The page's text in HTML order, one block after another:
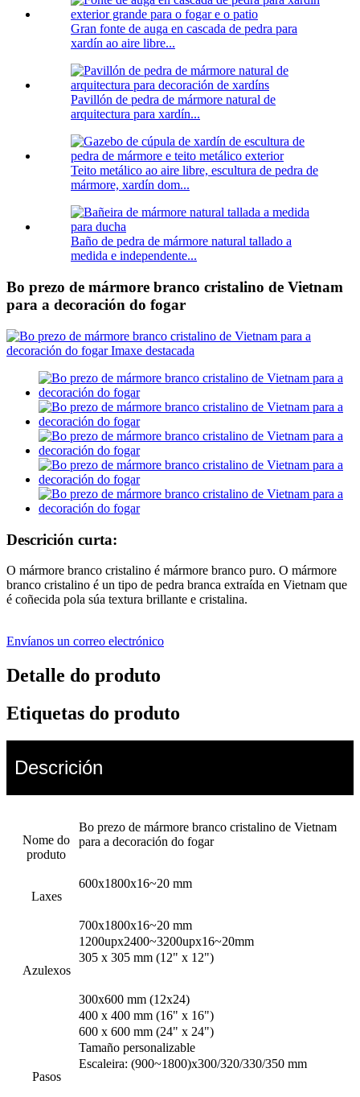
Gran fonte de auga en cascada de pedra para
xardín ao aire libre...
Pavillón de pedra de mármore natural de
arquitectura para xardín...
Teito metálico ao aire libre, escultura de pedra de
mármore, xardín dom...
Baño de pedra de mármore natural tallado a
medida e independente...
Bo prezo de mármore branco cristalino de Vietnam
para a decoración do fogar
Descrición curta:
O mármore branco cristalino é mármore branco puro. O mármore
branco cristalino é un tipo de pedra branca extraída en Vietnam que
é coñecida pola súa textura brillante e cristalina.
Envíanos un correo electrónico
Detalle do produto
Etiquetas do produto
Descrición
Nome do
produto
Bo prezo de mármore branco cristalino de Vietnam
para a decoración do fogar
Laxes
600x1800x16~20 mm
700x1800x16~20 mm
1200upx2400~3200upx16~20mm
Azulexos
305 x 305 mm (12" x 12")
300x600 mm (12x24)
400 x 400 mm (16" x 16")
600 x 600 mm (24" x 24")
Tamaño personalizable
Pasos
Escaleira: (900~1800)x300/320/330/350 mm